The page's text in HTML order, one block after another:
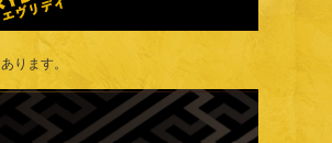
ります。